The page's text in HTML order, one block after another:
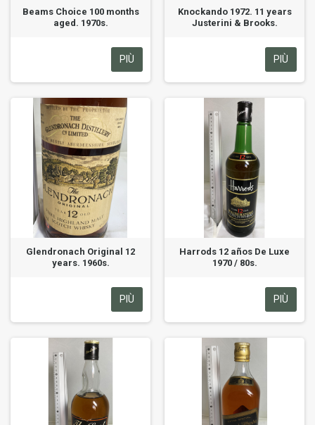
Beams Choice 100 months
aged. 1970s.
PIÙ
Knockando 1972. 11 years
Justerini & Brooks.
PIÙ
Glendronach Original 12
years. 1960s.
PIÙ
Harrods 12 años De Luxe
1970 / 80s.
PIÙ